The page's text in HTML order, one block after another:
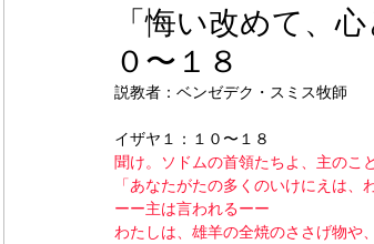
「悔い改めて、
０〜１８
説教者：ベンゼデク・スミス牧師
イザヤ１：１０〜１８
聞け。ソドムの首領たちよ、主のこ
「あなたがたの多くのいけにえは、
ーー主は言われるーー
わたしは、雄羊の全焼のささげ物や